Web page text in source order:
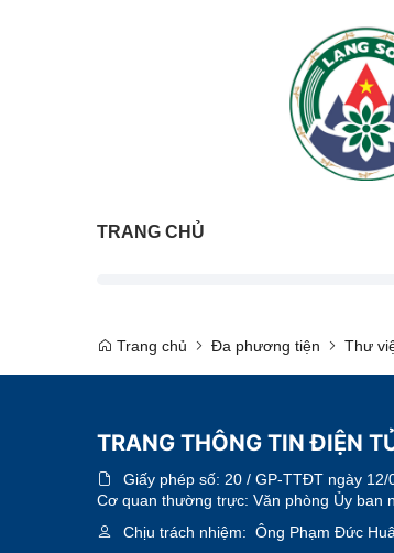
TRANG CHỦ
Trang chủ Đa phương tiện Thư
TRANG THÔNG TIN ĐIỆN
Giấy phép số: 20 / GP-TTĐT ngày
Cơ quan thường trực: Văn phòng Ủy ban
Chịu trách nhiệm: Ông Phạm Đức